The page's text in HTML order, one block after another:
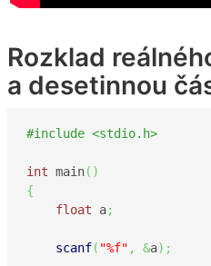
Rozklad
a desetinnou
#include <stdio.h>
int main( )
{
float a;
scanf( "%f" , &a) ;